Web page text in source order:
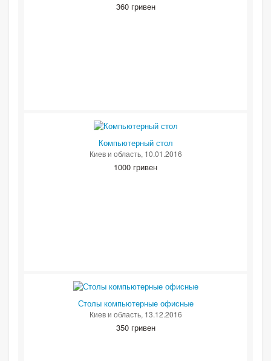
360 гривен
Компьютерный стол
Киев и область, 10.01.2016
1000 гривен
Столы компьютерные офисные
Киев и область, 13.12.2016
350 гривен